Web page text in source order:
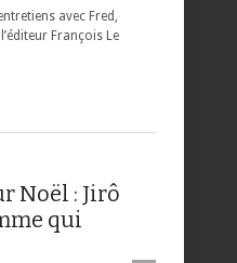
avec Fred,
François Le
Noël : Jirô
qui